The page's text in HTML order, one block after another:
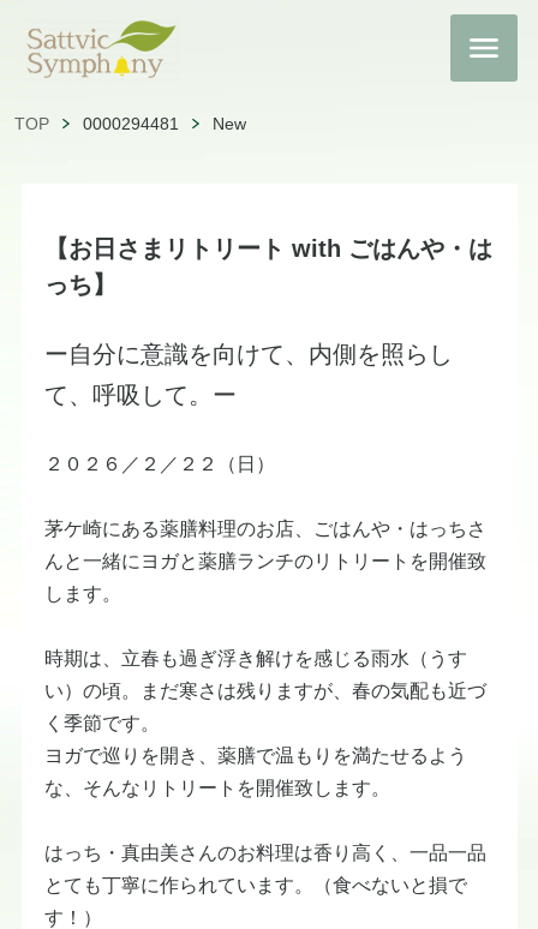
TOP 0000294481 New
【お日さまリトリート with ごはんや・は
っち】
ー自分に意識を向けて、内側を照らし
て、呼吸して。ー
​２０２６／２／２２（日）
​茅ケ崎にある薬膳料理のお店、ごはんや・はっちさ
んと一緒にヨガと薬膳ランチのリトリートを開催致
します。
​時期は、立春も過ぎ浮き解けを感じる雨水（うす
い）の頃。まだ寒さは残りますが、春の気配も近づ
く季節です。
​ヨガで巡りを開き、薬膳で温もりを満たせるよう
な、そんなリトリートを開催致します。
​はっち・真由美さんのお料理は香り高く、一品一品
とても丁寧に作られています。（食べないと損で
す！）